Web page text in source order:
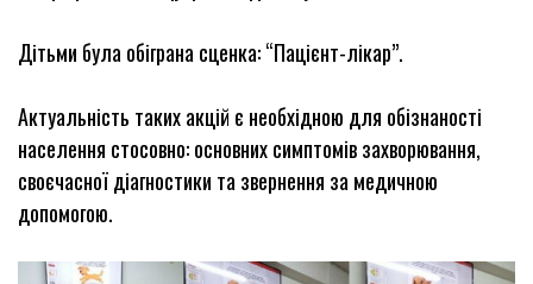
Дітьми була обіграна сценка: “Пацієнт-лікар”.
Актуальність таких акцій є необхідною для обізнаності
населення стосовно: основних симптомів захворювання,
своєчасної діагностики та звернення за медичною
допомогою.